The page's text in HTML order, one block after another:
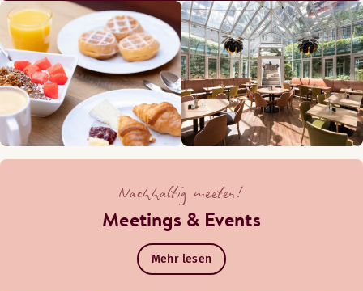
Nachhaltig meeten!
Meetings & Events
Mehr lesen